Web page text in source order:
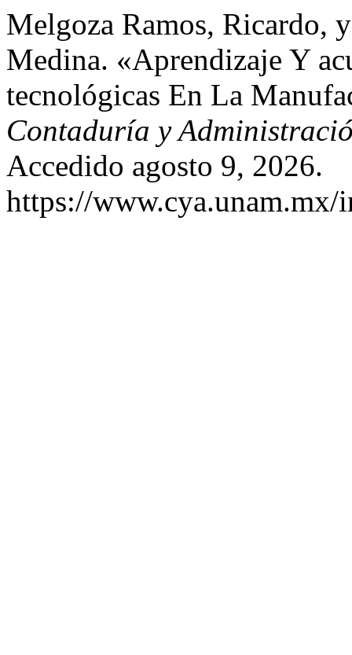
Melgoza Ramos, Ricardo,
Medina. «Aprendizaje Y
tecnológicas En La
Contaduría y
Accedido agosto 9, 2026.
https://